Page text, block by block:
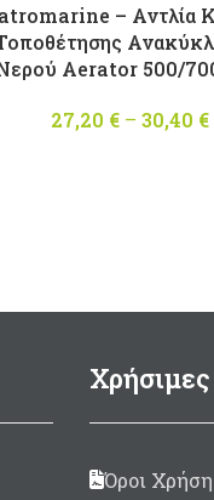
– Αντλία
Aerator 500/
27,20 € – 30,40 €
Όροι